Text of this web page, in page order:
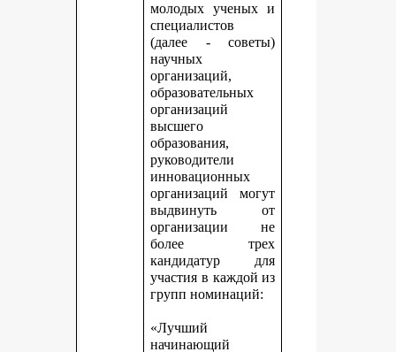
молодых ученых и
специалистов
(далее - советы)
научных
организаций,
образовательных
организаций
высшего
образования,
руководители
инновационных
организаций могут
выдвинуть от
организации не
более трех
кандидатур для
участия в каждой из
групп номинаций:
«Лучший
начинающий